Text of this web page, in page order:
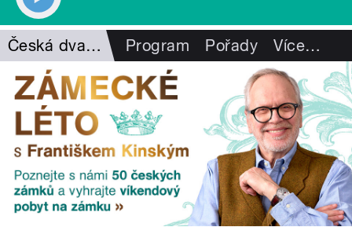
Česká dvanáctka Program Pořady Více…